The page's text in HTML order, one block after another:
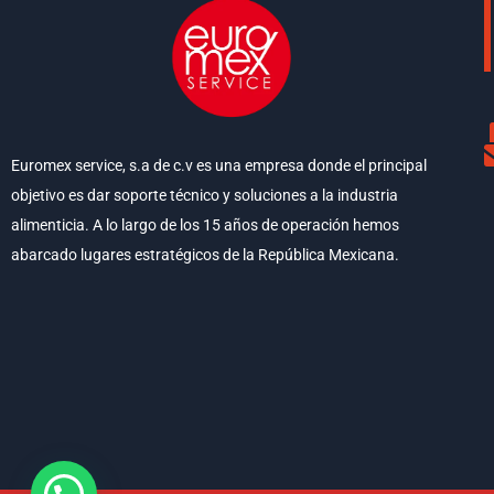
Euromex service, s.a de c.v es una empresa donde el principal
objetivo es dar soporte técnico y soluciones a la industria
alimenticia. A lo largo de los 15 años de operación hemos
abarcado lugares estratégicos de la República Mexicana.